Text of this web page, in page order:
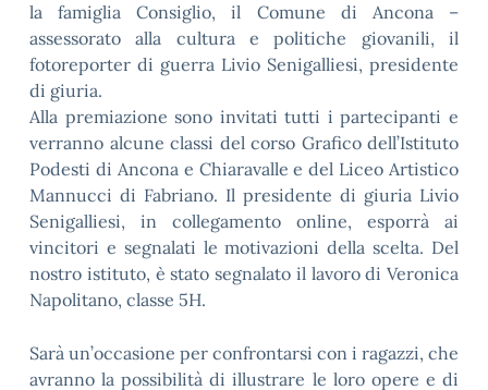
la famiglia Consiglio, il Comune di Ancona –
assessorato alla cultura e politiche giovanili, il
fotoreporter di guerra Livio Senigalliesi, presidente
di giuria.
Alla premiazione sono invitati tutti i partecipanti e
verranno alcune classi del corso Grafico dell’Istituto
Podesti di Ancona e Chiaravalle e del Liceo Artistico
Mannucci di Fabriano. Il presidente di giuria Livio
Senigalliesi, in collegamento online, esporrà ai
vincitori e segnalati le motivazioni della scelta. Del
nostro istituto, è stato segnalato il lavoro di Veronica
Napolitano, classe 5H.
Sarà un’occasione per confrontarsi con i ragazzi, che
avranno la possibilità di illustrare le loro opere e di